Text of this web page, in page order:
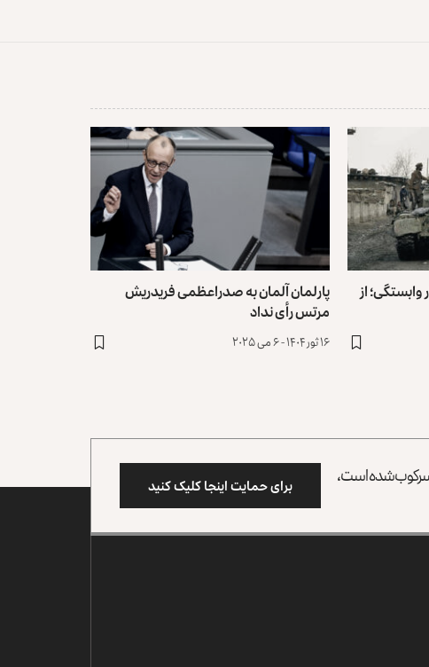
از پارلمان آلمان به صدراعظمی فریدریش
مرتس رأی نداد
۱۶ ثور ۱۴۰۴ - ۶ می ۲۰۲۵
سرکوب شده است، برای حمایت اینجا کلیک کنید